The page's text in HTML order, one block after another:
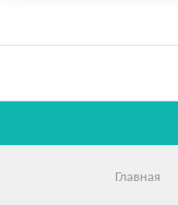
Главная